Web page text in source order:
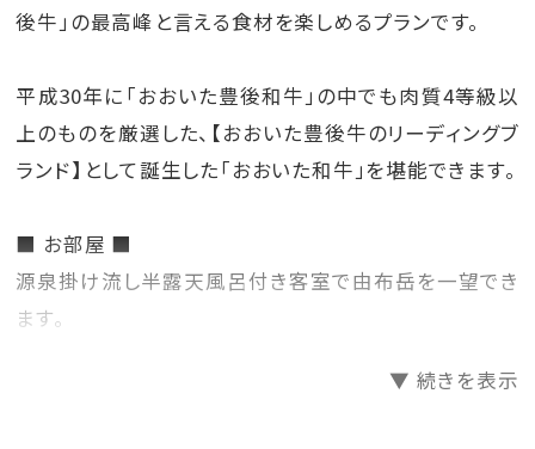
後牛」の最高峰と言える食材を楽しめるプランです。
平成30年に「おおいた豊後和牛」の中でも肉質4等級以
上のものを厳選した、【おおいた豊後牛のリーディングブ
ランド】として誕生した「おおいた和牛」を堪能できます。
■ お部屋 ■
源泉掛け流し半露天風呂付き客室で由布岳を一望でき
ます。
▼ 続きを表示